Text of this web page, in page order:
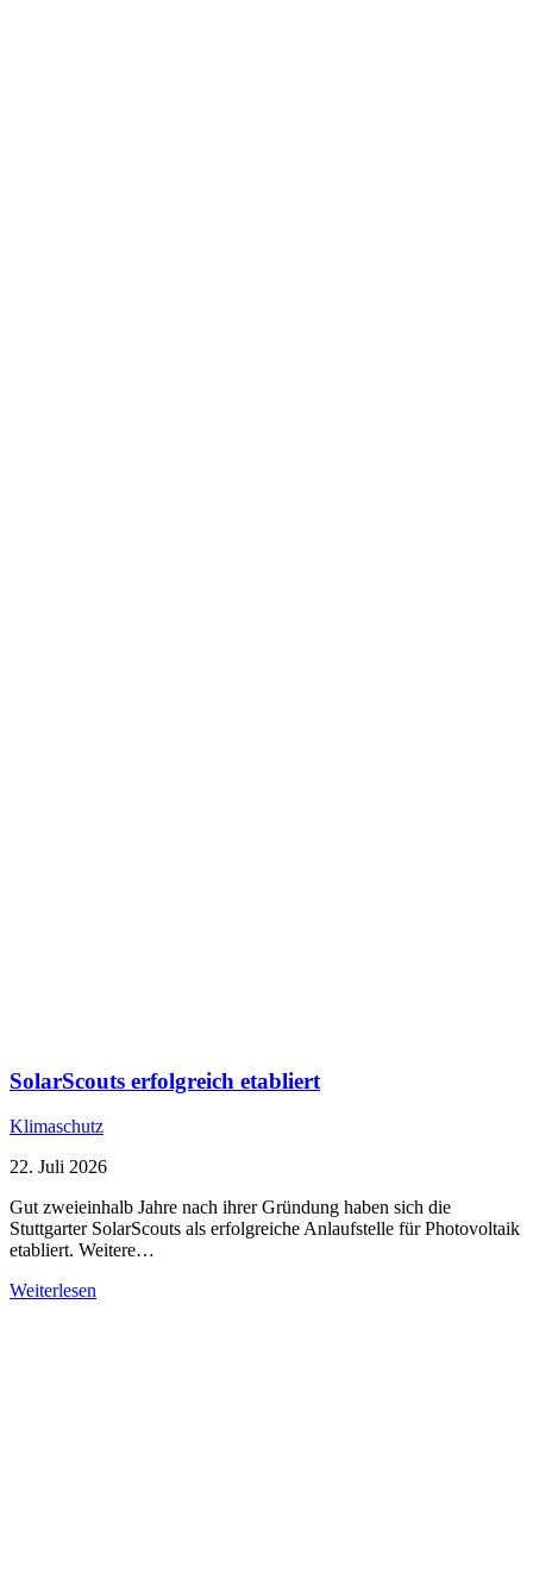
SolarScouts erfolgreich etabliert
Klimaschutz
22. Juli 2026
Gut zweieinhalb Jahre nach ihrer Gründung haben sich die
Stuttgarter SolarScouts als erfolgreiche Anlaufstelle für Photovoltaik
etabliert. Weitere…
Weiterlesen